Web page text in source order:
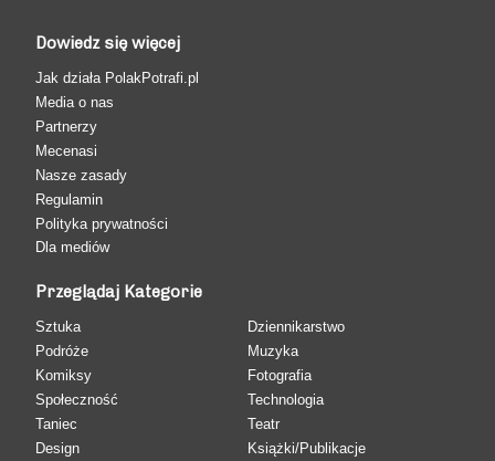
Dowiedz się więcej
Jak działa PolakPotrafi.pl
Media o nas
Partnerzy
Mecenasi
Nasze zasady
Regulamin
Polityka prywatności
Dla mediów
Przeglądaj Kategorie
Sztuka
Podróże
Komiksy
Społeczność
Taniec
Design
Dziennikarstwo
Muzyka
Fotografia
Technologia
Teatr
Książki/Publikacje